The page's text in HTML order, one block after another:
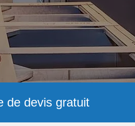
de devis gratuit